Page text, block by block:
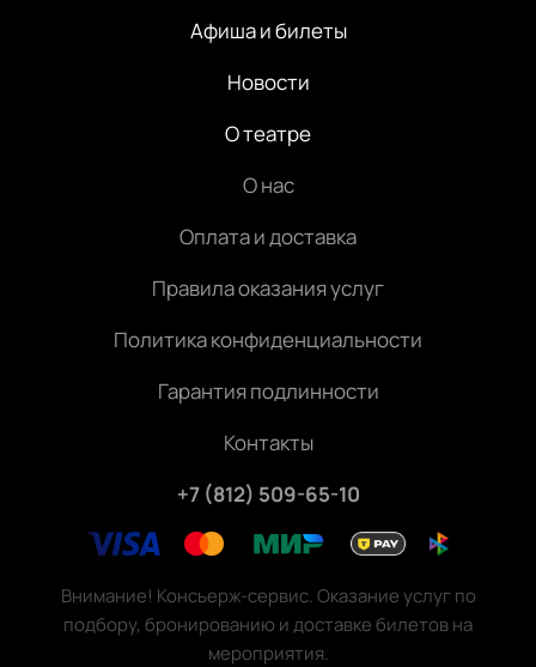
Афиша и билеты
Новости
О театре
О нас
Оплата и доставка
Правила оказания услуг
Политика конфиденциальности
Гарантия подлинности
Контакты
+7 (812) 509-65-10
Внимание! Консьерж-сервис. Оказание услуг по
подбору, бронированию и доставке билетов на
мероприятия.